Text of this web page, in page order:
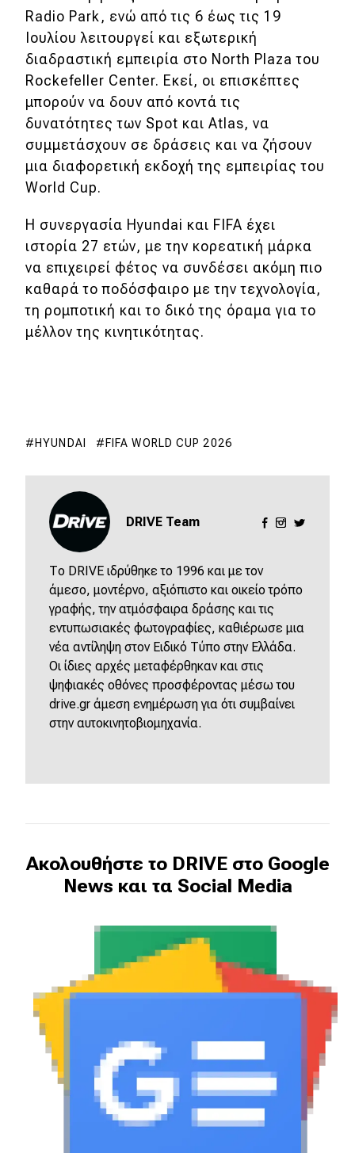
Radio Park, ενώ από τις 6 έως τις 19
Ιουλίου λειτουργεί και εξωτερική
διαδραστική εμπειρία στο North Plaza του
Rockefeller Center. Εκεί, οι επισκέπτες
μπορούν να δουν από κοντά τις
δυνατότητες των Spot και Atlas, να
συμμετάσχουν σε δράσεις και να ζήσουν
μια διαφορετική εκδοχή της εμπειρίας του
World Cup.
Η συνεργασία Hyundai και FIFA έχει
ιστορία 27 ετών, με την κορεατική μάρκα
να επιχειρεί φέτος να συνδέσει ακόμη πιο
καθαρά το ποδόσφαιρο με την τεχνολογία,
τη ρομποτική και το δικό της όραμα για το
μέλλον της κινητικότητας.
HYUNDAI FIFA WORLD CUP 2026
DRIVE Team
Το DRIVE ιδρύθηκε το 1996 και με τον
άμεσο, μοντέρνο, αξιόπιστο και οικείο τρόπο
γραφής, την ατμόσφαιρα δράσης και τις
εντυπωσιακές φωτογραφίες, καθιέρωσε μια
νέα αντίληψη στον Ειδικό Τύπο στην Ελλάδα.
Οι ίδιες αρχές μεταφέρθηκαν και στις
ψηφιακές οθόνες προσφέροντας μέσω του
drive.gr άμεση ενημέρωση για ότι συμβαίνει
στην αυτοκινητοβιομηχανία.
Ακολουθήστε το DRIVE στο Google
News και τα Social Media